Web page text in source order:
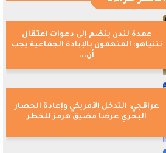
عمدة لندن ينضم إلى دعوات اعتقال
نتنياهو: المتهمون بالإبادة الجماعية يجب
أن...
عراقجي: التدخل الأمريكي وإعادة الحصار
البحري عرضا مضيق هرمز للخطر